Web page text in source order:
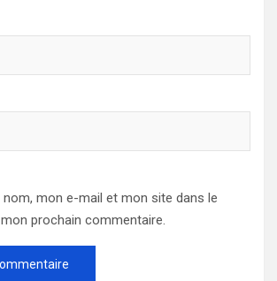
mon e-mail et mon site dans le
prochain commentaire.